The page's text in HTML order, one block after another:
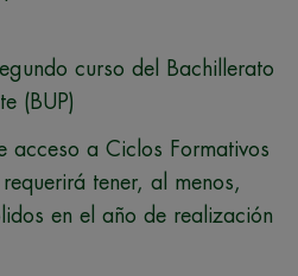
curso del Bachillerato
(BUP)
acceso a Ciclos Formativos
tener, al menos,
en el año de realización